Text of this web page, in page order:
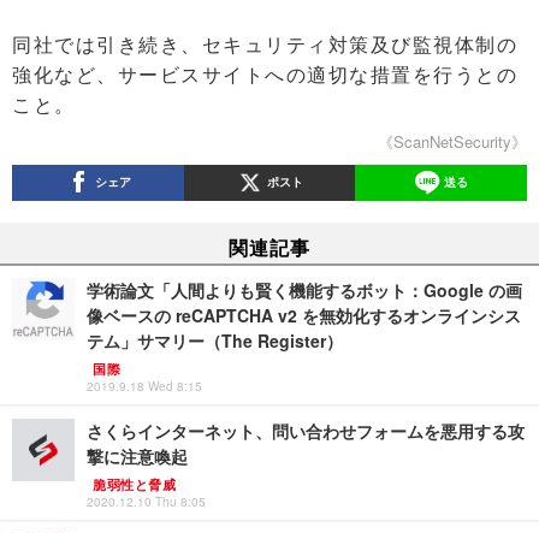
同社では引き続き、セキュリティ対策及び監視体制の
強化など、サービスサイトへの適切な措置を行うとの
こと。
《ScanNetSecurity》
シェア ポスト 送る
関連記事
学術論文「人間よりも賢く機能するボット：Google の画
像ベースの reCAPTCHA v2 を無効化するオンラインシス
テム」サマリー（The Register）
国際
2019.9.18 Wed 8:15
さくらインターネット、問い合わせフォームを悪用する攻
撃に注意喚起
脆弱性と脅威
2020.12.10 Thu 8:05